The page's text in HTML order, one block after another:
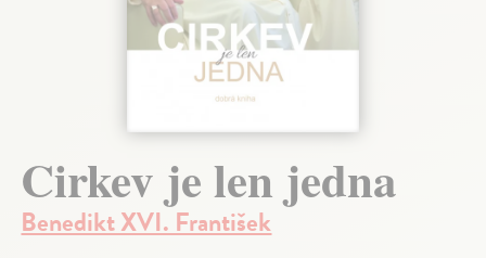
Cirkev je len jedna
Benedikt XVI. František